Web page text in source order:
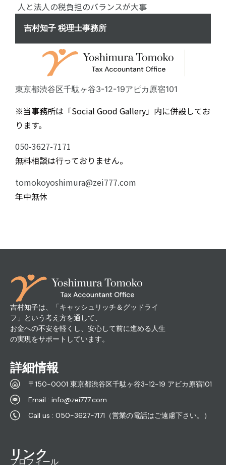
人と法人の税負担のバランスが大事
吉村知子 税理士事務所
東京都渋谷区千駄ヶ谷3-12-19アピカ原宿101
※当事務所は「Social Good Gallery」内に併設してお
ります。
050-3627-7171
無料相談は行っておりません。
tomokoyoshimura@zei777.com
年中無休
吉村知子は、「キャッシュリッチ＆グッドライ
フ」という考え方を通して、
お金への不安を軽くし、安心して前に進める人生
の実現をサポートしています。
詳細情報
〒150-0001 東京都渋谷区千駄ヶ谷3-12-19 アビカ原宿101
Email : info@zei777.com
Call us : 050-3627-7171（営業の電話はご遠慮下さい。）
リンク
プロフィール